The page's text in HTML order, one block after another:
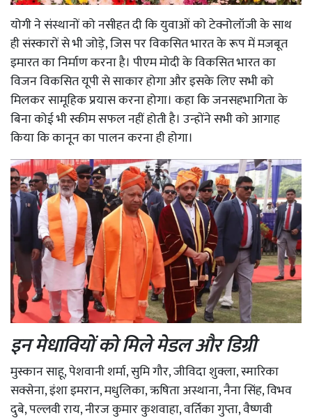
योगी ने संस्थानों को नसीहत दी कि युवाओं को टेक्नोलॉजी के साथ
ही संस्कारों से भी जोड़े, जिस पर विकसित भारत के रूप में मजबूत
इमारत का निर्माण करना है। पीएम मोदी के विकसित भारत का
विजन विकसित यूपी से साकार होगा और इसके लिए सभी को
मिलकर सामूहिक प्रयास करना होगा। कहा कि जनसहभागिता के
बिना कोई भी स्कीम सफल नहीं होती है। उन्होंने सभी को आगाह
किया कि कानून का पालन करना ही होगा।
इन मेधावियों को मिले मेडल और डिग्री
मुस्कान साहू, पेशवानी शर्मा, सुमि गौर, जीविदा शुक्ला, स्मारिका
सक्सेना, इंशा इमरान, मधुलिका, ऋषिता अस्थाना, नैना सिंह, विभव
दुबे, पल्लवी राय, नीरज कुमार कुशवाहा, वर्तिका गुप्ता, वैष्णवी